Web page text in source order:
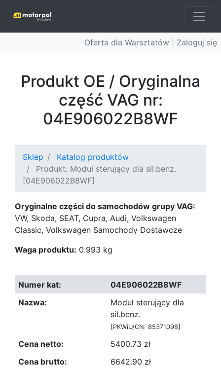
Oferta dla Warsztatów | Zaloguj się
Produkt OE / Oryginalna
część VAG nr:
04E906022B8WF
Sklep
Katalog produktów
Produkt: Moduł sterujący dla sil.benz.
[04E906022B8WF]
Oryginalne części do samochodów grupy VAG:
VW, Skoda, SEAT, Cupra, Audi, Volkswagen
Classic, Volkswagen Samochody Dostawcze
Waga produktu: 0.993 kg
04E906022B8WF
Moduł sterujący dla
sil.benz.
[PKWiU/CN: 85371098]
5400.73 zł
6642.90 zł